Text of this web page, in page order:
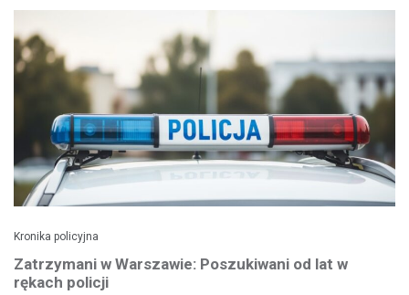
Kronika policyjna
Zatrzymani w Warszawie: Poszukiwani od lat w
rękach policji